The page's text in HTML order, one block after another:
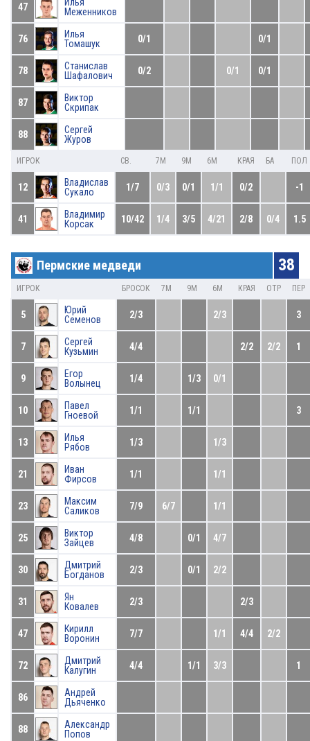
47
Меженников
76
Илья
Томашук
0/1 0/1
78
Станислав
Шафалович
0/2 0/1 0/1
87
Виктор
Скрипак
88
Сергей
Журов
ИГРОК СВ. 7М 9М 6М КРАЯ БА ПОЛ
12
Владислав
Сукало
1/7 0/3 0/1 1/1 0/2 -1
41
Владимир
Корсак
10/42 1/4 3/5 4/21 2/8 0/4 1.5
Пермские медведи 38
ИГРОК БРОСОК 7М 9М 6М КРАЯ ОТР ПЕР
5
Юрий
Семенов
2/3 2/3 3
7
Сергей
Кузьмин
4/4 2/2 2/2 1
9
Егор
Волынец
1/4 1/3 0/1
10
Павел
Гноевой
1/1 1/1 3
13
Илья
Рябов
1/3 1/3
21
Иван
Фирсов
1/1 1/1
23
Максим
Саликов
7/9 6/7 1/1
25
Виктор
Зайцев
4/8 0/1 4/7
30
Дмитрий
Богданов
2/3 0/1 2/2
31
Ян
Ковалев
2/3 2/3
47
Кирилл
Воронин
7/7 1/1 4/4 2/2
72
Дмитрий
Калугин
4/4 1/1 3/3 1
86
Андрей
Дьяченко
88
Александр
Попов